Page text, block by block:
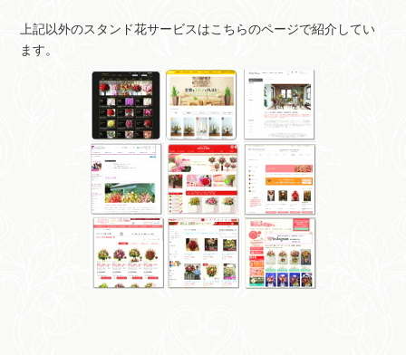
上記以外のスタンド花サービスはこちらのページで紹介してい
ます。